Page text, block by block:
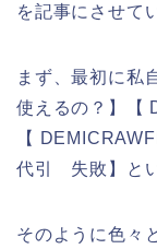
を記事にさせて
まず、最初に私
使えるの？】【
【
代引 失敗】と
そのように色々